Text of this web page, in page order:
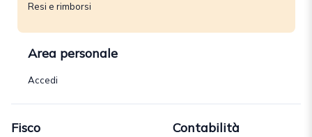
Resi e rimborsi
Area personale
Accedi
Fisco Contabilità